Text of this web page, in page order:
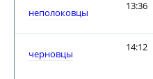
неполоковцы
13:36
черновцы
14:12